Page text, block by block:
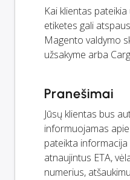
Kai klientas
etiketes gali
Magento valdymo
užsakyme arba
Pranešimai
Jūsų klientas bus
informuojamas
pateikta
atnaujintus ETA,
numerius,